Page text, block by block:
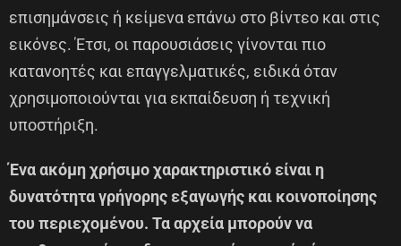
επισημάνσεις ή κείμενα επάνω στο βίντεο και στις
εικόνες. Έτσι, οι παρουσιάσεις γίνονται πιο
κατανοητές και επαγγελματικές, ειδικά όταν
χρησιμοποιούνται για εκπαίδευση ή τεχνική
υποστήριξη.
Ένα ακόμη χρήσιμο χαρακτηριστικό είναι η
δυνατότητα γρήγορης εξαγωγής και κοινοποίησης
του περιεχομένου. Τα αρχεία μπορούν να